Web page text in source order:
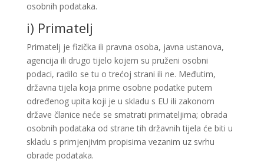
osobnih podataka.
i) Primatelj
Primatelj je fizička ili pravna osoba, javna ustanova,
agencija ili drugo tijelo kojem su pruženi osobni
podaci, radilo se tu o trećoj strani ili ne. Međutim,
državna tijela koja prime osobne podatke putem
određenog upita koji je u skladu s EU ili zakonom
države članice neće se smatrati primateljima; obrada
osobnih podataka od strane tih državnih tijela će biti u
skladu s primjenjivim propisima vezanim uz svrhu
obrade podataka.